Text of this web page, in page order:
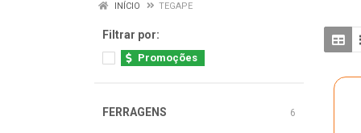
INÍCIO TEGAPE
Filtrar por:
Promoções
FERRAGENS 6